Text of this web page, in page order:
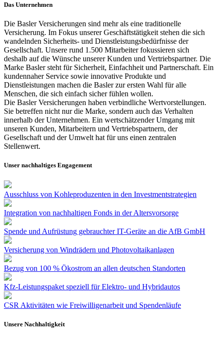
Das Unternehmen
Die Basler Versicherungen sind mehr als eine traditionelle
Versicherung. Im Fokus unserer Geschäftstätigkeit stehen die sich
wandelnden Sicherheits- und Dienstleistungsbedürfnisse der
Gesellschaft. Unsere rund 1.500 Mitarbeiter fokussieren sich
deshalb auf die Wünsche unserer Kunden und Vertriebspartner. Die
Marke Basler steht für Sicherheit, Einfachheit und Partnerschaft. Ein
kundennaher Service sowie innovative Produkte und
Dienstleistungen machen die Basler zur ersten Wahl für alle
Menschen, die sich einfach sicher fühlen wollen.
Die Basler Versicherungen haben verbindliche Wertvorstellungen.
Sie betreffen nicht nur die Marke, sondern auch das Verhalten
innerhalb der Unternehmen. Ein wertschätzender Umgang mit
unseren Kunden, Mitarbeitern und Vertriebspartnern, der
Gesellschaft und der Umwelt hat für uns einen zentralen
Stellenwert.
Unser nachhaltiges Engagement
Ausschluss von Kohleproduzenten in den Investmentstrategien
Integration von nachhaltigen Fonds in der Altersvorsorge
Spende und Aufrüstung gebrauchter IT-Geräte an die AfB GmbH
Versicherung von Windrädern und Photovoltaikanlagen
Bezug von 100 % Ökostrom an allen deutschen Standorten
Kfz-Leistungspaket speziell für Elektro- und Hybridautos
CSR Aktivitäten wie Freiwilligenarbeit und Spendenläufe
Unsere Nachhaltigkeit